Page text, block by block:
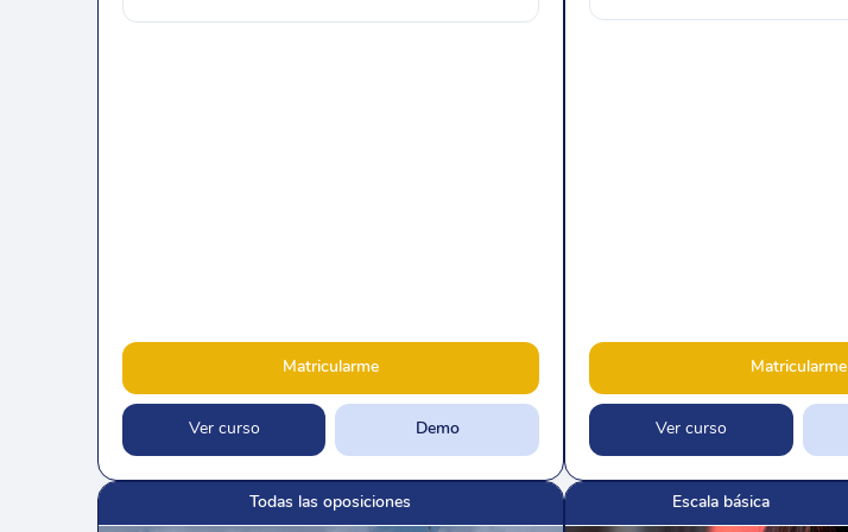
Matricularme
Ver curso Demo
Matricularme
Ver curso
Todas las oposiciones Escala básica